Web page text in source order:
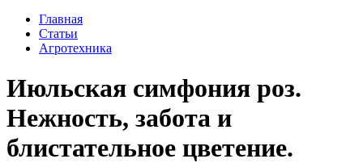
Главная
Статьи
Агротехника
Июльская симфония роз.
Нежность, забота и
блистательное цветение.